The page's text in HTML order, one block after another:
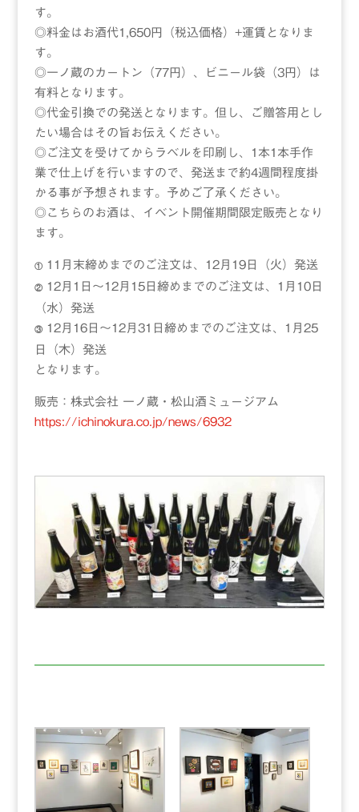
す。
◎料金はお酒代1,650円（税込価格）+運賃となりま
す。
◎一ノ蔵のカートン（77円）、ビニール袋（3円）は
有料となります。
◎代金引換での発送となります。但し、ご贈答用とし
たい場合はその旨お伝えください。
◎ご注文を受けてからラベルを印刷し、1本1本手作
業で仕上げを行いますので、発送まで約4週間程度掛
かる事が予想されます。予めご了承ください。
◎こちらのお酒は、イベント開催期間限定販売となり
ます。
①11月末締めまでのご注文は、12月19日（火）発送
②12月1日～12月15日締めまでのご注文は、1月10日
（水）発送
③12月16日～12月31日締めまでのご注文は、1月25
日（木）発送
となります。
販売：株式会社 一ノ蔵・松山酒ミュージアム
https://ichinokura.co.jp/news/6932